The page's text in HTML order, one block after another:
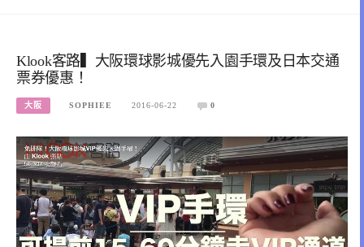
Klook客路▍大阪環球影城優先入園手環及日本交通
票券優惠！
大阪 SOPHIEE 2016-06-22 0